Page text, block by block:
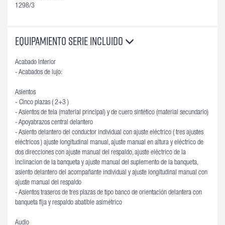
1298/3
Equipamiento Serie Incluido
Acabado Interior
- Acabados de lujo:
Asientos
- Cinco plazas ( 2+3 )
- Asientos de tela (material principal) y de cuero sintético (material secundario)
- Apoyabrazos central delantero
- Asiento delantero del conductor individual con ajuste eléctrico ( tres ajustes
eléctricos ) ajuste longitudinal manual, ajuste manual en altura y eléctrico de
dos direcciones con ajuste manual del respaldo, ajuste eléctrico de la
inclinacion de la banqueta y ajuste manual del suplemento de la banqueta,
asiento delantero del acompañante individual y ajuste longitudinal manual con
ajuste manual del respaldo
- Asientos traseros de tres plazas de tipo banco de orientación delantera con
banqueta fija y respaldo abatible asimétrico
Audio